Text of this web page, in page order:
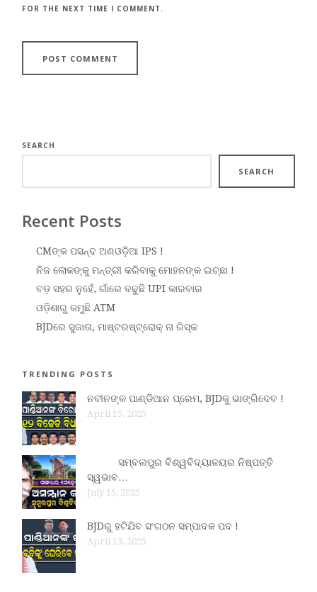
FOR THE NEXT TIME I COMMENT.
SEARCH
SEARCH
Recent Posts
CMଙ୍କ ପସନ୍ଦ ଅଣଓଡ଼ିଆ IPS !
ନିଜ ଲୋକଙ୍କୁ ମନ୍ତ୍ରୀ କରିବାକୁ ମୋହନଙ୍କ ଇଚ୍ଛା !
ବଡ଼ ସହର ନୁହେଁ, ଗାଁରେ ବଢୁଛି UPI କାରବାର
ଓଡ଼ିଶାରୁ କମୁଛି ATM
BJDରେ ସୁଜାତା, ମାଷ୍ଟରଷ୍ଟ୍ରୋକ୍ ନା ରିସ୍କ
TRENDING POSTS
ନବୀନଙ୍କ ପାଣ୍ଡିଆନ ପ୍ରେମ, BJDକୁ ଭାଙ୍ଗିଦେବ !
April 15, 2025
ସମ୍ବଲପୁର ବିଶ୍ୱବିଦ୍ୟାଳୟର ନିଷ୍ପତ୍ତି
ସ୍ୱଭାବ…
July 15, 2025
BJDରୁ ହଟିଯିବ ସଂଗଠନ ସମ୍ପାଦକ ପଦ !
April 13, 2025